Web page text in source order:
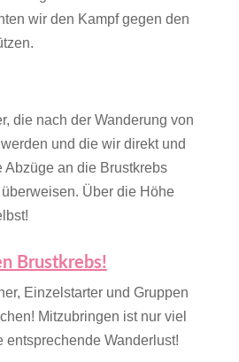
wir den Kampf gegen den
die nach der Wanderung von
und die wir direkt und
an die Brustkrebs
Über die Höhe
Brustkrebs!
Einzelstarter und Gruppen
Mitzubringen ist nur viel
entsprechende Wanderlust!